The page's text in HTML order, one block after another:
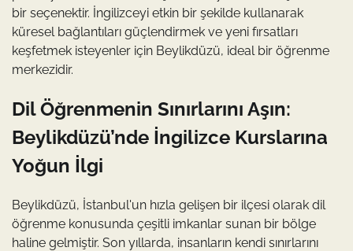
bir seçenektir. İngilizceyi etkin bir şekilde kullanarak
küresel bağlantıları güçlendirmek ve yeni fırsatları
keşfetmek isteyenler için Beylikdüzü, ideal bir öğrenme
merkezidir.
Dil Öğrenmenin Sınırlarını Aşın:
Beylikdüzü’nde İngilizce Kurslarına
Yoğun İlgi
Beylikdüzü, İstanbul'un hızla gelişen bir ilçesi olarak dil
öğrenme konusunda çeşitli imkanlar sunan bir bölge
haline gelmiştir. Son yıllarda, insanların kendi sınırlarını